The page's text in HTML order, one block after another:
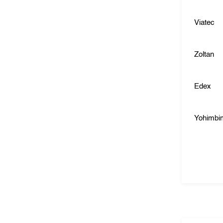
Viatec
Zoltan
Edex